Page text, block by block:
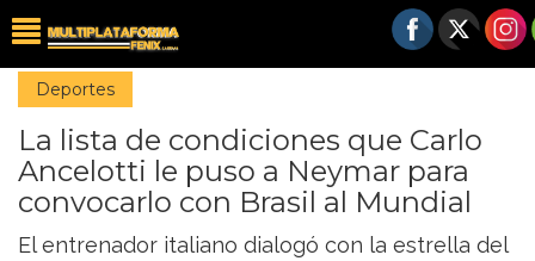
Deportes
La lista de condiciones que Carlo
Ancelotti le puso a Neymar para
convocarlo con Brasil al Mundial
El entrenador italiano dialogó con la estrella del